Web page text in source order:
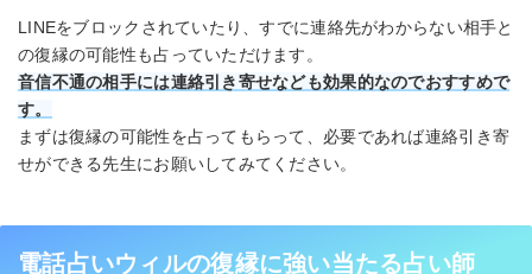
LINEをブロックされていたり、すでに連絡先がわからない相手と
の復縁の可能性も占っていただけます。
音信不通の相手には連絡引き寄せなども効果的なのでおすすめで
す。
まずは復縁の可能性を占ってもらって、必要であれば連絡引き寄
せができる先生にお願いしてみてください。
電話占いウィルの復縁に強い当たる占い師